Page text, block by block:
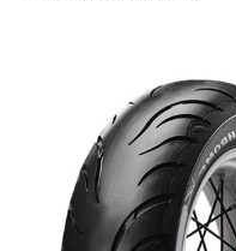
Viss par riepām
Zīmoli